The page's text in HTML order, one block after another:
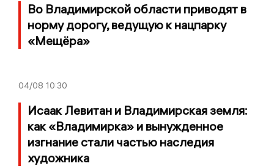
Во Владимирской области приводят в
норму дорогу, ведущую к нацпарку
«Мещёра»
04/08 10:30
Исаак Левитан и Владимирская земля:
как «Владимирка» и вынужденное
изгнание стали частью наследия
художника